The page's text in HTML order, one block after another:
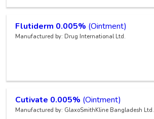
Flutiderm 0.005% (Ointment)
Manufactured by: Drug International Ltd.
Cutivate 0.005% (Ointment)
Manufactured by: GlaxoSmithKline Bangladesh Ltd.